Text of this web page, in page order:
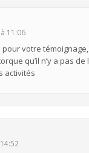
11:06
votre témoignage,
qu’il n’y a pas
activités